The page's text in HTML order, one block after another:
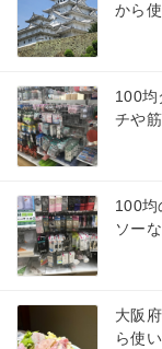
から
100均
チや
100均
ソー
大阪
ら使